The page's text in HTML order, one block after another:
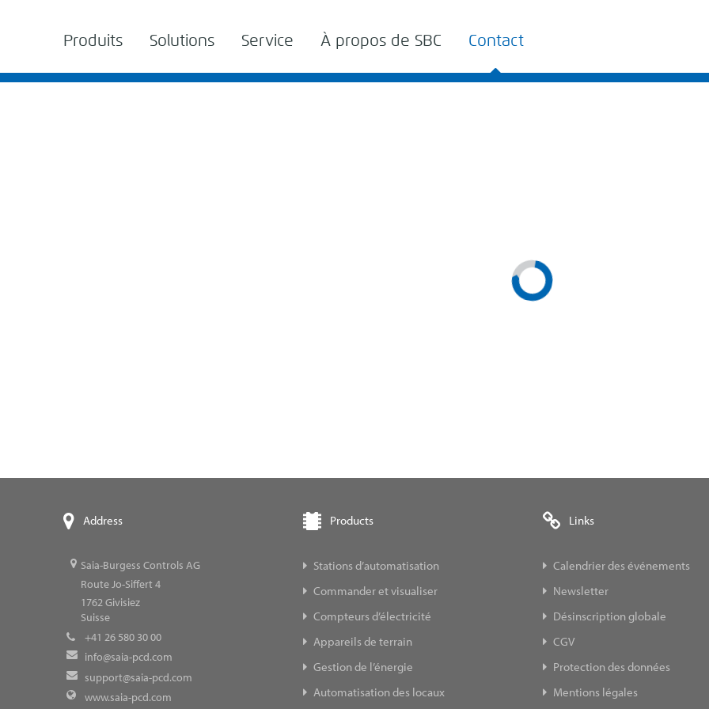
Produits Solutions Service À propos de SBC Contact
Address
Saia-Burgess Controls AG
Route Jo-Siffert 4
1762Givisiez
Suisse
+41 26 580 30 00
info@saia-pcd.com
support@saia-pcd.com
www.saia-pcd.com
Products
Stations d’automatisation
Commander et visualiser
Compteurs d’électricité
Appareils de terrain
Gestion de l’énergie
Automatisation des locaux
Links
Calendrier des événements
Newsletter
Désinscription globale
CGV
Protection des données
Mentions légales